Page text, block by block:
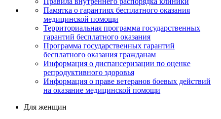
Памятка о гарантиях бесплатного оказания
медицинской помощи
Территориальная программа государственных
гарантий бесплатного оказания
Программа государственных гарантий
бесплатного оказания гражданам
Информация о диспансеризации по оценке
репродуктивного здоровья
Информация о праве ветеранов боевых действий
на оказание медицинской помощи
Для женщин